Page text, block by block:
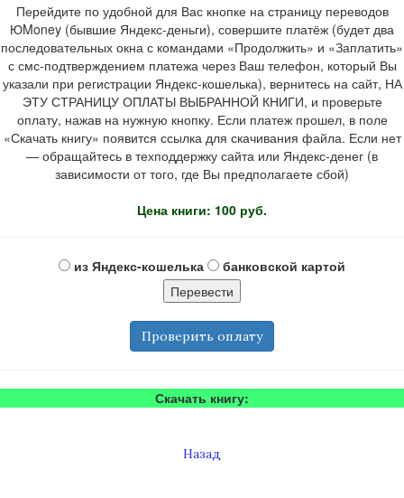
Перейдите по удобной для Вас кнопке на страницу переводов
ЮMoney (бывшие Яндекс-деньги), совершите платёж (будет два
последовательных окна с командами «Продолжить» и «Заплатить»
с смс-подтверждением платежа через Ваш телефон, который Вы
указали при регистрации Яндекс-кошелька), вернитесь на сайт, НА
ЭТУ СТРАНИЦУ ОПЛАТЫ ВЫБРАННОЙ КНИГИ, и проверьте
оплату, нажав на нужную кнопку. Если платеж прошел, в поле
«Скачать книгу» появится ссылка для скачивания файла. Если нет
— обращайтесь в техподдержку сайта или Яндекс-денег (в
зависимости от того, где Вы предполагаете сбой)
Цена книги: 100 руб.
из Яндекс-кошелька банковской картой
Проверить оплату
Скачать книгу:
Назад